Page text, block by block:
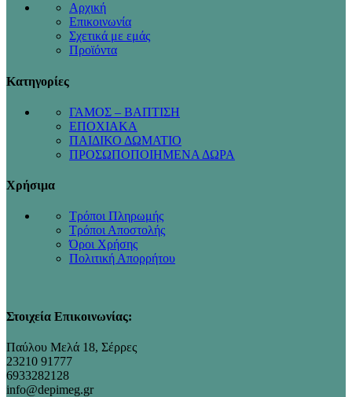
Αρχική
Επικοινωνία
Σχετικά με εμάς
Προϊόντα
Κατηγορίες
ΓΑΜΟΣ – ΒΑΠΤΙΣΗ
ΕΠΟΧΙΑΚΑ
ΠΑΙΔΙΚΟ ΔΩΜΑΤΙΟ
ΠΡΟΣΩΠΟΠΟΙΗΜΕΝΑ ΔΩΡΑ
Χρήσιμα
Τρόποι Πληρωμής
Τρόποι Αποστολής
Όροι Χρήσης
Πολιτική Απορρήτου
Στοιχεία Επικοινωνίας:
Παύλου Μελά 18, Σέρρες
23210 91777
6933282128
info@depimeg.gr